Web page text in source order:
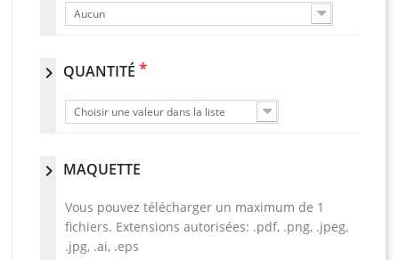
Aucun
chevron_right QUANTITÉ *
Choisir une valeur dans la liste
chevron_right MAQUETTE
Vous pouvez télécharger un maximum de 1
fichiers. Extensions autorisées: .pdf, .png, .jpeg,
.jpg, .ai, .eps